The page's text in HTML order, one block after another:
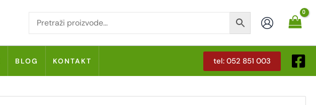
BLOG KONTAKT tel: 052 851 003